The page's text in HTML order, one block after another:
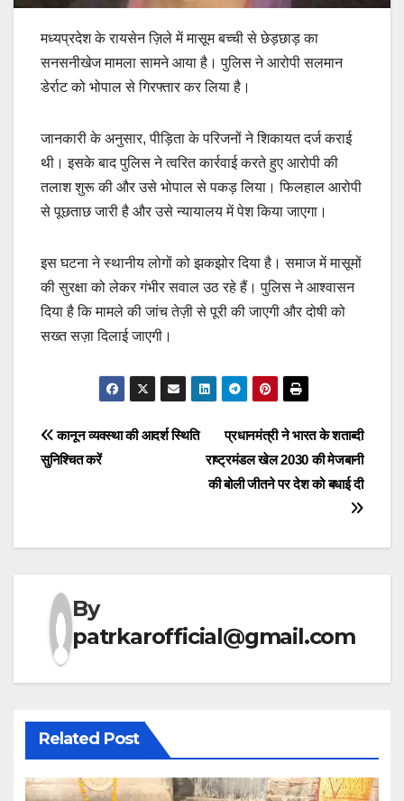
मध्यप्रदेश के रायसेन ज़िले में मासूम बच्ची से छेड़छाड़ का
सनसनीखेज मामला सामने आया है। पुलिस ने आरोपी सलमान
डेर्राट को भोपाल से गिरफ्तार कर लिया है।
जानकारी के अनुसार, पीड़िता के परिजनों ने शिकायत दर्ज कराई
थी। इसके बाद पुलिस ने त्वरित कार्रवाई करते हुए आरोपी की
तलाश शुरू की और उसे भोपाल से पकड़ लिया। फिलहाल आरोपी
से पूछताछ जारी है और उसे न्यायालय में पेश किया जाएगा।
इस घटना ने स्थानीय लोगों को झकझोर दिया है। समाज में मासूमों
की सुरक्षा को लेकर गंभीर सवाल उठ रहे हैं। पुलिस ने आश्वासन
दिया है कि मामले की जांच तेज़ी से पूरी की जाएगी और दोषी को
सख्त सज़ा दिलाई जाएगी।
Post
navigation
प्रधानमंत्री ने भारत के शताब्दी
राष्ट्रमंडल खेल 2030 की मेजबानी
की बोली जीतने पर देश को बधाई दी
कानून व्यवस्था की आदर्श स्थिति
सुनिश्चित करें
By
patrkarofficial@gmail.com
Related Post